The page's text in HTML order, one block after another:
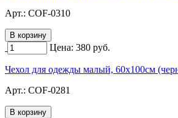
Арт.: COF-0310
Цена: 380 руб.
Чехол для одежды малый, 60х100см
Арт.: COF-0281